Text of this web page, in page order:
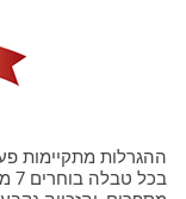
ההגרלות מתקיימות